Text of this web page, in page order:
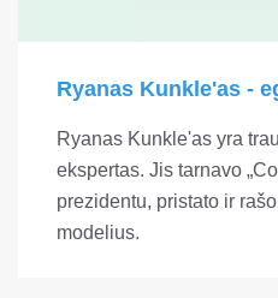
Ryanas Kunkle'as -
Ryanas Kunkle'as yra
ekspertas. Jis tarnavo
prezidentu, pristato ir
modelius.